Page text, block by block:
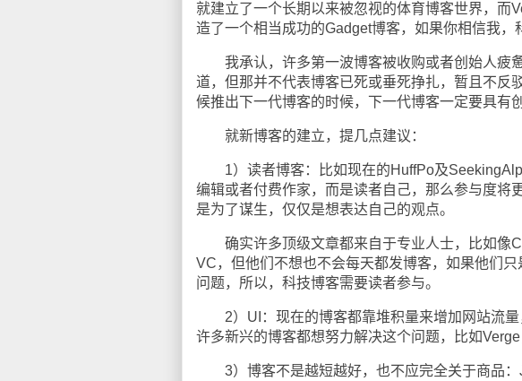
就建立了一个长期以来被忽视的体育博客世界，而
造了一个相当成功的Gadget博客，如果你相信我，
我承认，许多第一波博客被收购或者创始人疲
道，但那并不代表博客已死或垂死挣扎，暂且不反
候推出下一代博客的时候，下一代博客一定要具有
就新博客的建立，提几点建议：
1）读者博客：比如现在的HuffPo及
编辑或者付费作家，而是读者自己，那么参与度将
是为了谋生，仅仅是想表达自己的观点。
确实许多顶级文章都来自于专业人士，比如像
VC，但他们不想也不会每天都发博客，如果他们
问题，所以，科技博客需要读者参与。
2）UI：现在的博客都靠堆积量来增加网站流量
许多新兴的博客都想努力解决这个问题，比如Verge
3）博客不是越短越好，也不应完全关于商品：